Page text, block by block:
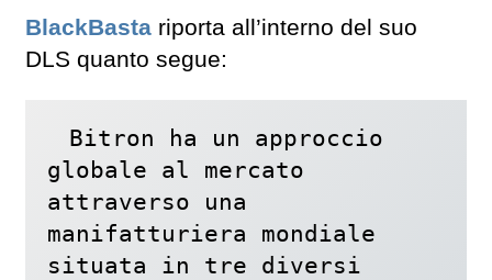
BlackBasta riporta all’interno del suo
DLS quanto segue:
Bitron ha un approccio
globale al mercato
attraverso una
manifatturiera mondiale
situata in tre diversi